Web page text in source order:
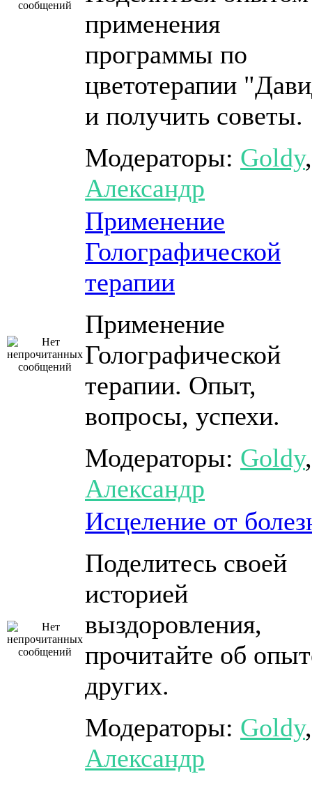
применения
программы по
цветотерапии
и получить советы.
Модераторы: Goldy,
Александр
Применение
Голографической
терапии
Применение
Голографической
терапии. Опыт,
вопросы, успехи.
Модераторы: Goldy,
Александр
Исцеление от
Поделитесь своей
историей
выздоровления,
прочитайте об
других.
Модераторы: Goldy,
Александр